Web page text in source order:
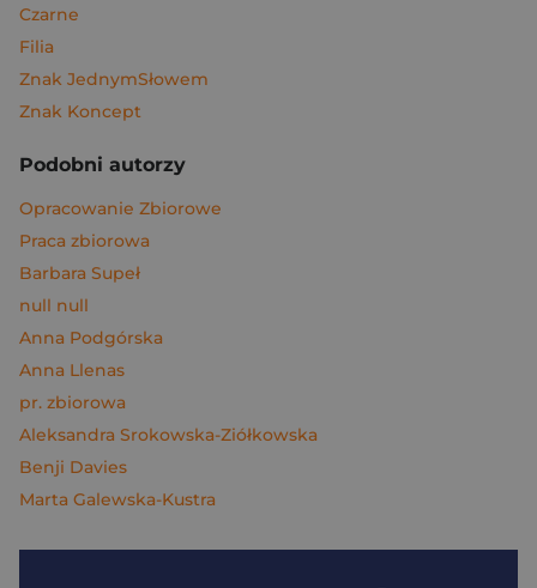
Czarne
Filia
Znak JednymSłowem
Znak Koncept
Podobni autorzy
Opracowanie Zbiorowe
Praca zbiorowa
Barbara Supeł
null null
Anna Podgórska
Anna Llenas
pr. zbiorowa
Aleksandra Srokowska-Ziółkowska
Benji Davies
Marta Galewska-Kustra